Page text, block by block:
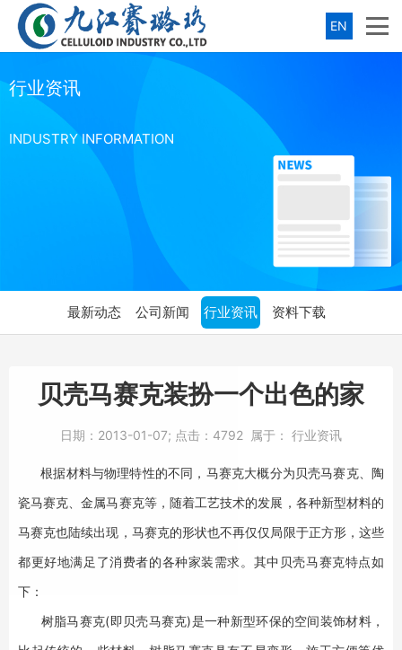
EN
行业资讯
INDUSTRY INFORMATION
最新动态 公司新闻 行业资讯 资料下载
贝壳马赛克装扮一个出色的家
日期： 2013-01-07; 点击： 4792 属于： 行业资讯
根据材料与物理特性的不同，马赛克大概分为贝壳马赛克、陶
瓷马赛克、金属马赛克等，随着工艺技术的发展，各种新型材料的
马赛克也陆续出现，马赛克的形状也不再仅仅局限于正方形，这些
都更好地满足了消费者的各种家装需求。其中贝壳马赛克特点如
下：
树脂马赛克(即贝壳马赛克)是一种新型环保的空间装饰材料，